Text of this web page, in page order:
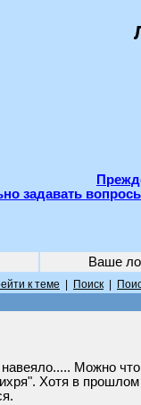
задавать
Ваше
к теме Поиск
Можно
Хотя в